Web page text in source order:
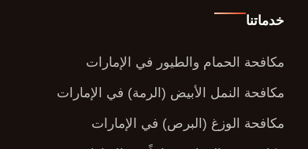
خدماتنا
مكافحة الحمام والطيور في الإمارات
مكافحة النمل الأبيض (الرمة) في الإمارات
مكافحة الوزغ (البرص) في الإمارات